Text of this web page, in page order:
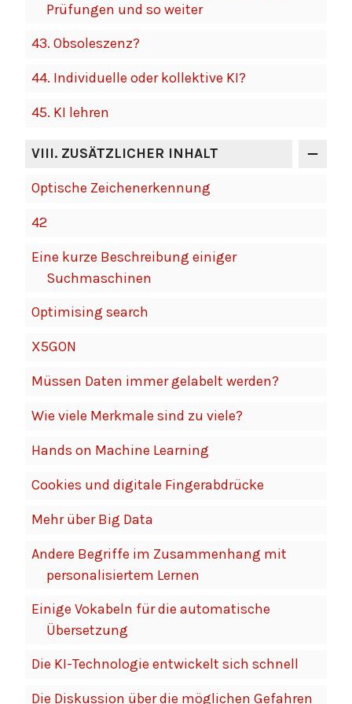
Prüfungen und so weiter
43. Obsoleszenz?
44. Individuelle oder kollektive KI?
45. KI lehren
VIII. ZUSÄTZLICHER INHALT
Optische Zeichenerkennung
42
Eine kurze Beschreibung einiger
Suchmaschinen
Optimising search
X5GON
Müssen Daten immer gelabelt werden?
Wie viele Merkmale sind zu viele?
Hands on Machine Learning
Cookies und digitale Fingerabdrücke
Mehr über Big Data
Andere Begriffe im Zusammenhang mit
personalisiertem Lernen
Einige Vokabeln für die automatische
Übersetzung
Die KI-Technologie entwickelt sich schnell
Die Diskussion über die möglichen Gefahren